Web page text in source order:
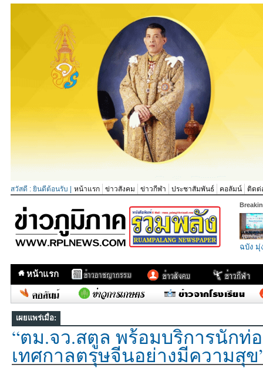
สวัสดี : ยินดีต้อนรับ | หน้าแรก ข่าวสังคม ข่าวกีฬา ประชาสัมพันธ์ คอลัมน์ ติดต่
ฉบัง มุ่
หน้าแรก
เผยแพร่เมื่อ:
“ตม.จว.สตูล พร้อมบริการนักท่
เทศกาลตรุษจีนอย่างมีความสุข